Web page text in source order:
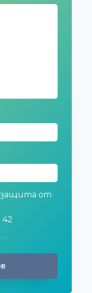
от
42